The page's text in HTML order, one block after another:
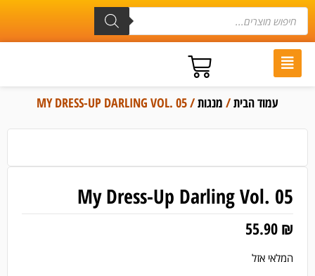
עמוד הבית/ מנגות/ MY DRESS-UP DARLING VOL. 05
My Dress-Up Darling Vol. 05
55.90 ₪
המלאי אזל